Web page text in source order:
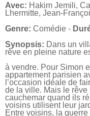
Avec: Hakim Jemili,
Lhermitte, Jean-
Genre: Comédie -
Synopsis: Dans un
rêve en pleine nature
à vendre. Pour Simon
appartement parisien
l’occasion idéale de
de la ville. Mais le rêve
cauchemar quand ils
voisins utilisent leur
Entre voisins, la